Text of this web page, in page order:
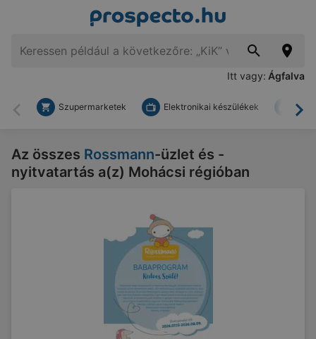
Itt vagy: Ágfalva
Vissza
Szupermarketek Elektronikai készülékek
Az összes Rossmann-üzlet és -
nyitvatartás a(z) Mohácsi régióban